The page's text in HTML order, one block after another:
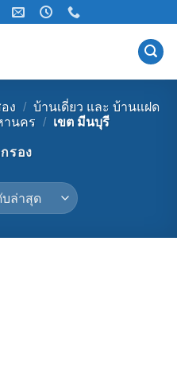
ง / บ้านเดี่ยว และ บ้านแฝด
านคร / เขต มีนบุรี
รอง